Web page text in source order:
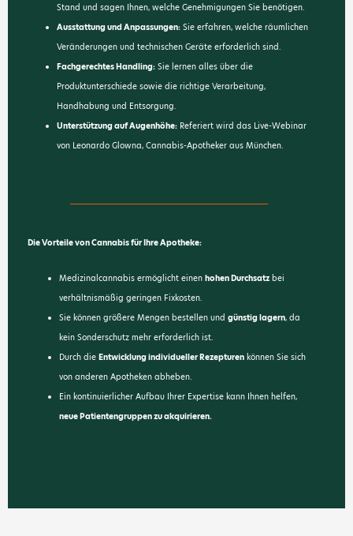
Stand und sagen Ihnen, welche Genehmigungen Sie benötigen.
Ausstattung und Anpassungen: Sie erfahren, welche räumlichen
Veränderungen und technischen Geräte erforderlich sind.
Fachgerechtes Handling: Sie lernen alles über die
Produktunterschiede sowie die richtige Verarbeitung,
Handhabung und Entsorgung.
Unterstützung auf Augenhöhe: Referiert wird das Live-Webinar
von Leonardo Glowna, Cannabis-Apotheker aus München.
Die Vorteile von Cannabis für Ihre Apotheke:
Medizinalcannabis ermöglicht einen hohen Durchsatz bei
verhältnismäßig geringen Fixkosten.
Sie können größere Mengen bestellen und günstig lagern, da
kein Sonderschutz mehr erforderlich ist.
Durch die Entwicklung individueller Rezepturen können Sie sich
von anderen Apotheken abheben.
Ein kontinuierlicher Aufbau Ihrer Expertise kann Ihnen helfen,
neue Patientengruppen zu akquirieren.